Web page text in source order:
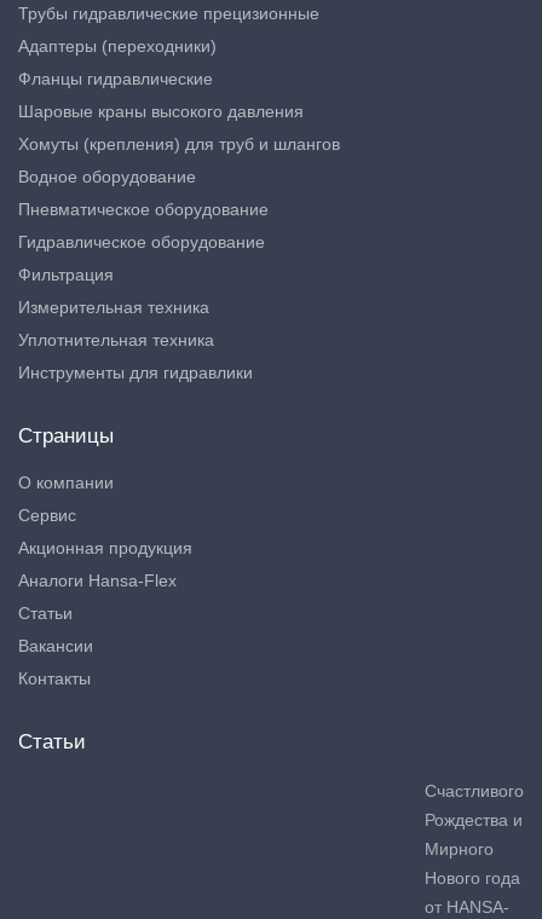
Трубы гидравлические прецизионные
Адаптеры (переходники)
Фланцы гидравлические
Шаровые краны высокого давления
Хомуты (крепления) для труб и шлангов
Водное оборудование
Пневматическое оборудование
Гидравлическое оборудование
Фильтрация
Измерительная техника
Уплотнительная техника
Инструменты для гидравлики
Страницы
О компании
Сервис
Акционная продукция
Аналоги Hansa-Flex
Статьи
Вакансии
Контакты
Статьи
Счастливого
Рождества и
Мирного
Нового года
от HANSA-